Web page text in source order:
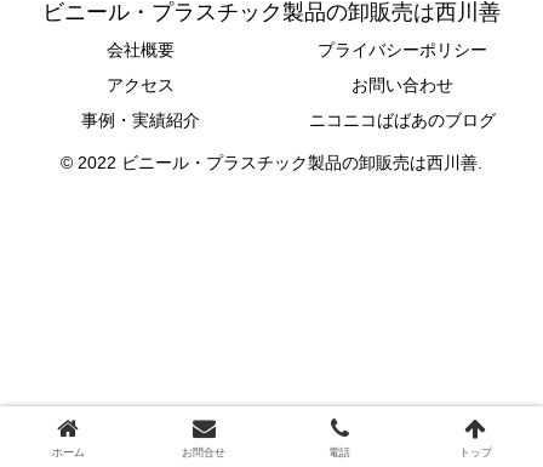
ビニール・プラスチック製品の卸販売は西川善
会社概要
プライバシーポリシー
アクセス
お問い合わせ
事例・実績紹介
ニコニコばばあのブログ
© 2022 ビニール・プラスチック製品の卸販売は西川善.
ホーム お問合せ 電話 トップ